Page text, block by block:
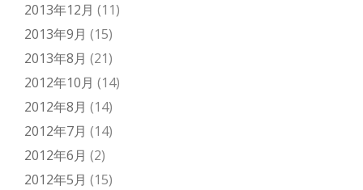
2013年12月 (11)
2013年9月 (15)
2013年8月 (21)
2012年10月 (14)
2012年8月 (14)
2012年7月 (14)
2012年6月 (2)
2012年5月 (15)